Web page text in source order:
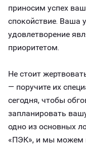
приносим успех
спокойствие. Ваша
удовлетворение
приоритетом.
Не стоит
— поручите их
сегодня, чтобы
запланировать
одно из основных
«ПЭК», и мы можем